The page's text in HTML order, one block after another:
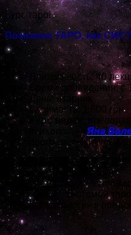
Курс таро!
Познание ТАРО, как
Длительность: 40
Время проведения: с
День: вторник
Стоимость: 1 600 грн.
Курс ведет:
психолог — Яна
программе
Онлайн!
Курс
знакомства с системой таро.
Путь от психологии к